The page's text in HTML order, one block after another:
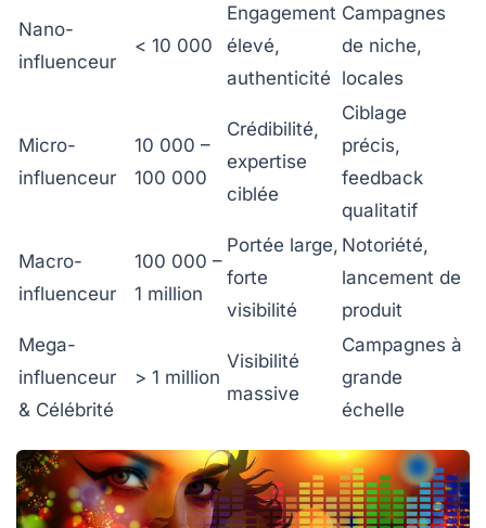
Nano-
influenceur
< 10 000
Engagement
élevé,
authenticité
Campagnes
de niche,
locales
Micro-
influenceur
10 000 –
100 000
Crédibilité,
expertise
ciblée
Ciblage
précis,
feedback
qualitatif
Macro-
influenceur
100 000 –
1 million
Portée large,
forte
visibilité
Notoriété,
lancement de
produit
Mega-
influenceur
& Célébrité
> 1 million
Visibilité
massive
Campagnes à
grande
échelle